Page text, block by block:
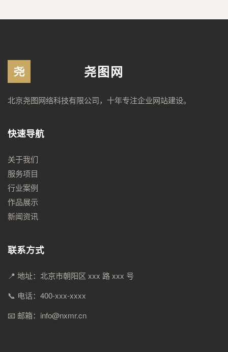
尧图网
北京尧图网络科技有限公司，十年专注企业网站建设。
快速导航
关于我们
服务项目
行业案例
作品展示
新闻资讯
联系方式
📍 地址：北京市朝阳区 xxx 路 xxx 号
📞 电话：400-xxx-xxxx
📧 邮箱：info@nxmr.cn